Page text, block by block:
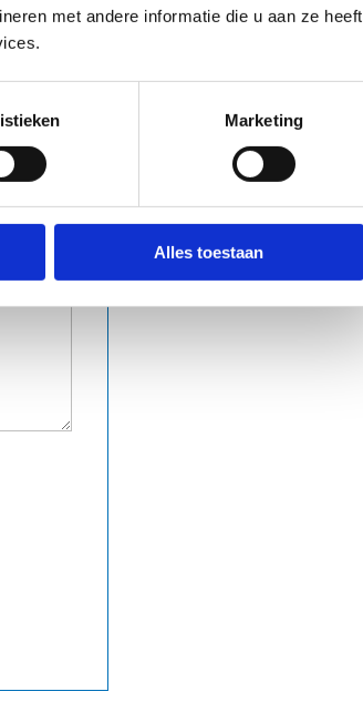
met andere informatie die u aan ze heeft
Marketing
Alles toestaan